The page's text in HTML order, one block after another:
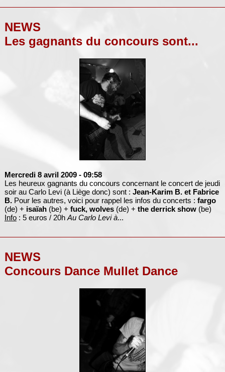
NEWS
Les gagnants du concours sont...
Mercredi 8 avril 2009 - 09:58
Les heureux gagnants du concours concernant le concert de jeudi
soir au Carlo Levi (à Liège donc) sont : Jean-Karim B. et Fabrice
B.Pour les autres, voici pour rappel les infos du concerts : fargo
(de) + isaïah(be) + fuck, wolves(de) + the derrick show(be)
Info: 5 euros / 20h Au Carlo Levi à...
NEWS
Concours Dance Mullet Dance